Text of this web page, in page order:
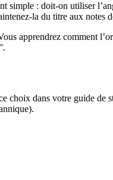
: doit-on utiliser
la du titre aux notes
apprendrez comment
dans votre guide